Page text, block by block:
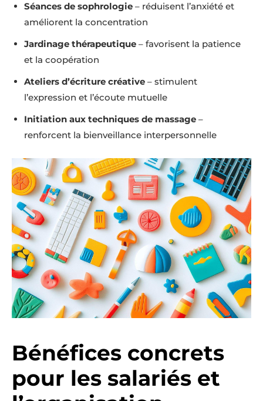
Séances de sophrologie – réduisent l’anxiété et
améliorent la concentration
Jardinage thérapeutique – favorisent la patience
et la coopération
Ateliers d’écriture créative – stimulent
l’expression et l’écoute mutuelle
Initiation aux techniques de massage –
renforcent la bienveillance interpersonnelle
Bénéfices concrets
pour les salariés et